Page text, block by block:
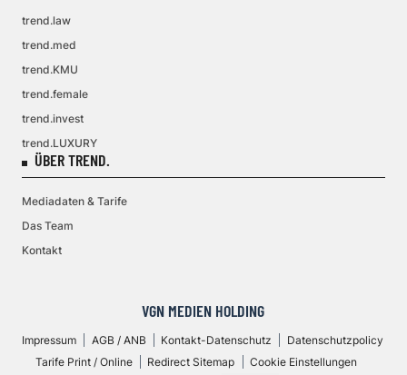
trend.law
trend.med
trend.KMU
trend.female
trend.invest
trend.LUXURY
ÜBER TREND.
Mediadaten & Tarife
Das Team
Kontakt
VGN MEDIEN HOLDING
Impressum AGB / ANB Kontakt-Datenschutz
Datenschutzpolicy
Tarife Print / Online
Redirect Sitemap Cookie Einstellungen